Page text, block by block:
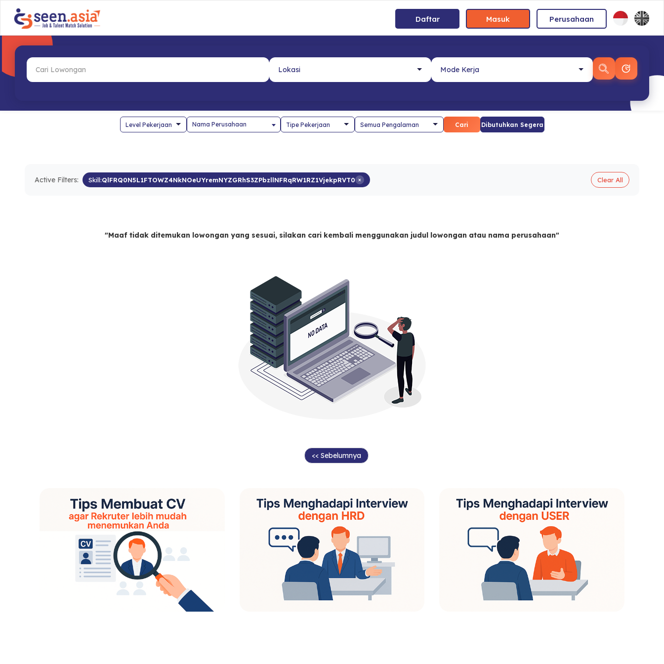
Daftar Masuk Perusahaan
Nama Perusahaan Cari Dibutuhkan Segera
Active Filters: Skill:QlFRQ0N5L1FTOWZ4NkNOeUYremNYZGRhS3ZPbzllNFRqRW1RZ1VjekpRVT0 × Clear All
"Maaf tidak ditemukan lowongan yang sesuai, silakan cari kembali menggunakan judul lowongan atau nama perusahaan"
<< Sebelumnya